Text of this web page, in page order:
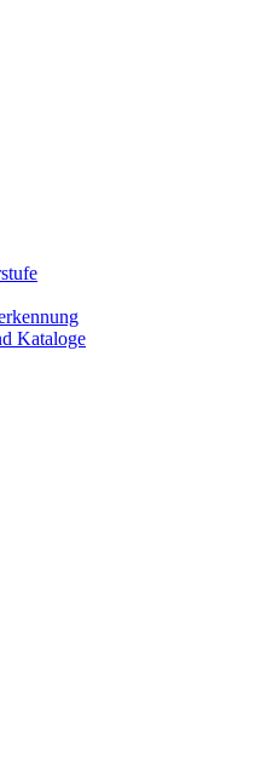
Kataloge